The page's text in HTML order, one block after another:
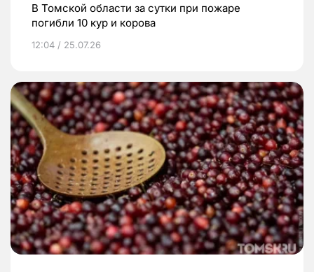
В Томской области за сутки при пожаре
погибли 10 кур и корова
12:04 / 25.07.26